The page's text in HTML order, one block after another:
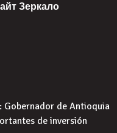
Зеркало
Gobernador de Antioquia
de inversión